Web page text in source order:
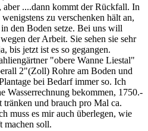
aber ....dann kommt der Rückfall. In
zu verschenken hält an,
den Boden setze. Bei uns will
der Arbeit. Sie sehen sie sehr
bis jetzt ist es so gegangen.
"obere Wanne Liestal"
2"(Zoll) Rohre am Boden und
bei Bedarf immer so. Ich
Wasserrechnung bekommen, 1750.-
tränken und brauch pro Mal ca.
muss es mir auch überlegen, wie
machen soll.